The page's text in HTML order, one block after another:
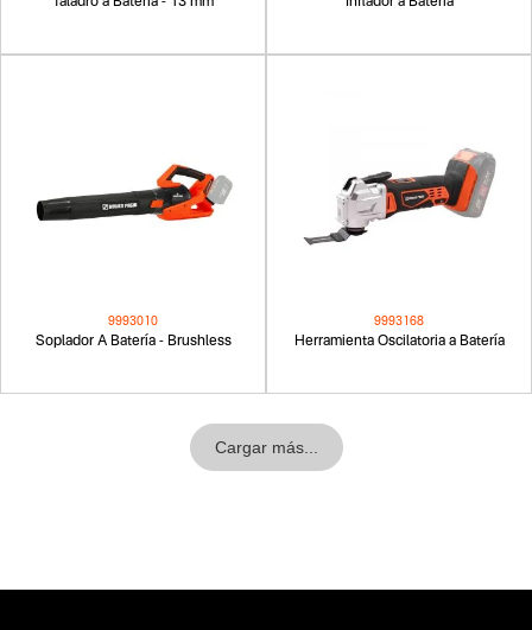
Soplador A Batería - Brushless
9993010
Herramienta Oscilatoria a Batería
9993168
Cargar más...